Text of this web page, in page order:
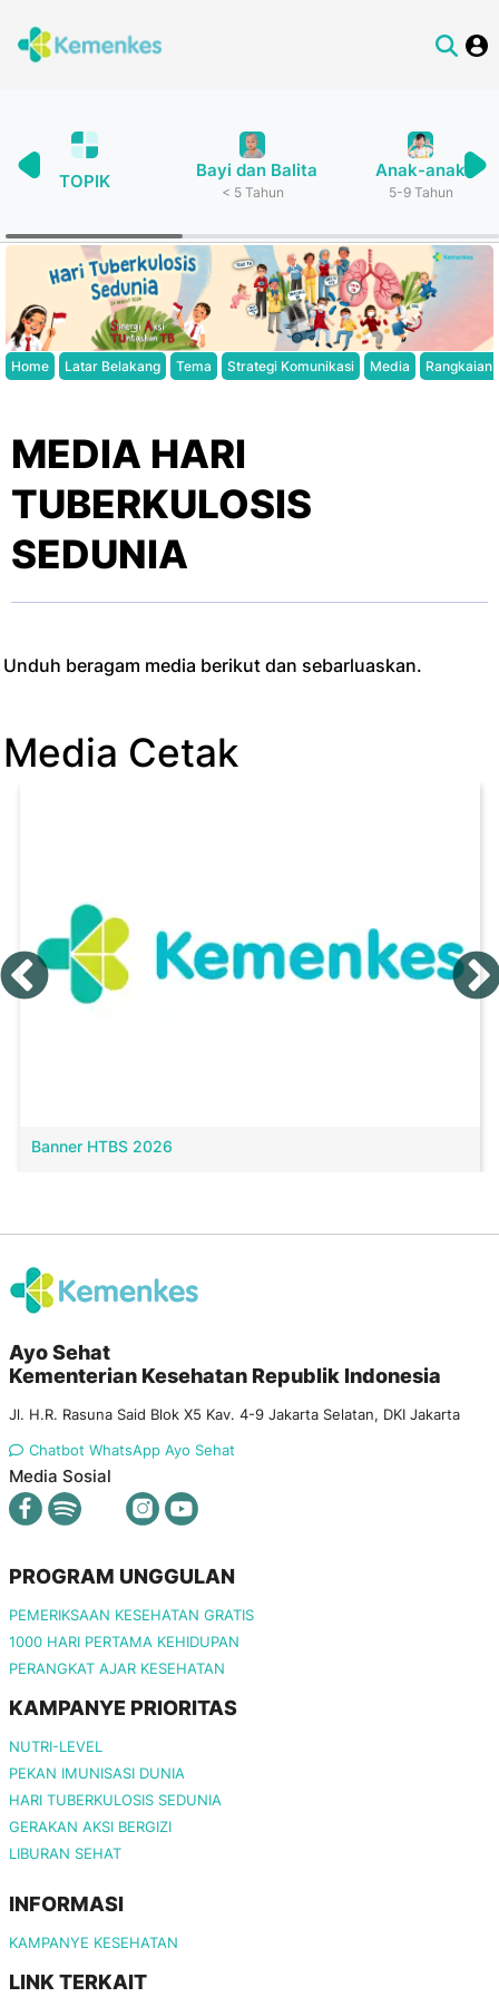
TOPIK
Bayi dan Balita
< 5 Tahun
Anak-anak
5-9 Tahun
Home Latar Belakang Tema Strategi Komunikasi Media Rangkaian
MEDIA HARI
TUBERKULOSIS
SEDUNIA
Unduh beragam media berikut dan sebarluaskan.
Media Cetak
Banner HTBS 2026
Ayo Sehat
Kementerian Kesehatan Republik Indonesia
Jl. H.R. Rasuna Said Blok X5 Kav. 4-9 Jakarta Selatan, DKI Jakarta
Chatbot WhatsApp Ayo Sehat
Media Sosial
PROGRAM UNGGULAN
PEMERIKSAAN KESEHATAN GRATIS
1000 HARI PERTAMA KEHIDUPAN
PERANGKAT AJAR KESEHATAN
KAMPANYE PRIORITAS
NUTRI-LEVEL
PEKAN IMUNISASI DUNIA
HARI TUBERKULOSIS SEDUNIA
GERAKAN AKSI BERGIZI
LIBURAN SEHAT
INFORMASI
KAMPANYE KESEHATAN
LINK TERKAIT